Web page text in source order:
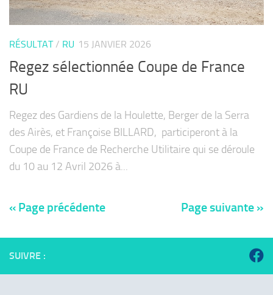
RÉSULTAT/ RU 15 JANVIER 2026
Regez sélectionnée Coupe de France
RU
Regez des Gardiens de la Houlette, Berger de la Serra
des Airès, et Françoise BILLARD, participeront à la
Coupe de France de Recherche Utilitaire qui se déroule
du 10 au 12 Avril 2026 à...
« Page précédente Page suivante »
SUIVRE :